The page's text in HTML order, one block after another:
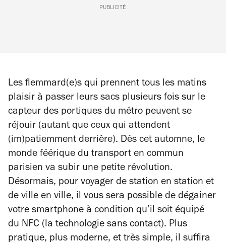
PUBLICITÉ
Les flemmard(e)s qui prennent tous les matins
plaisir à passer leurs sacs plusieurs fois sur le
capteur des portiques du métro peuvent se
réjouir (autant que ceux qui attendent
(im)patiemment derrière). Dès cet automne, le
monde féérique du transport en commun
parisien va subir une petite révolution.
Désormais, pour voyager de station en station et
de ville en ville, il vous sera possible de dégainer
votre smartphone à condition qu’il soit équipé
du NFC (la technologie sans contact). Plus
pratique, plus moderne, et très simple, il suffira